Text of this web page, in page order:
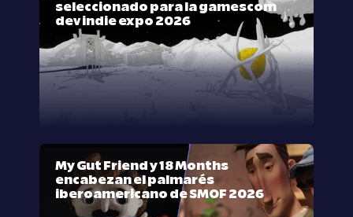
seleccionado para la gamescom
dev indie expo 2026
My Gut Friend y 18 Months
encabezan el palmarés
iberoamericano de SMOF 2026